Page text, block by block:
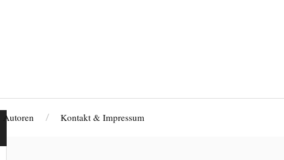
Autoren Kontakt & Impressum